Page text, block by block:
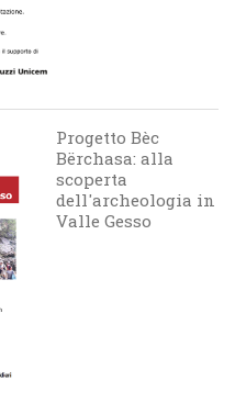
Progetto Bèc
Bërchasa: alla
scoperta
dell'archeologia in
Valle Gesso